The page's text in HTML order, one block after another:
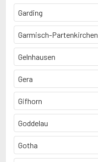
Garding
Garmisch-Partenkirchen
Gelnhausen
Gera
Gifhorn
Goddelau
Gotha